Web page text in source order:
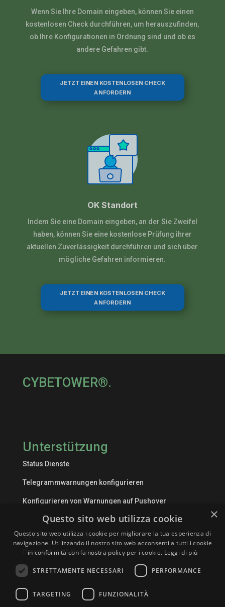
Wenn Sie Ihre Domain eingeben, können Sie einen
kostenlosen Check durchführen, um herauszufinden,
ob Ihre Konfigurationen in Ordnung sind und ob es
andere Gefahren gibt.
JETZT EINEN KOSTENLOSEN CHECK
ANFORDERN
OK Standort
Indem Sie eine Domain eingeben, an der Sie Zweifel
haben, können Sie eine kostenlose Prüfung ihrer
aktuellen Zuverlässigkeit durchführen und sich über
mögliche Gefahren informieren.
JETZT EINEN KOSTENLOSEN CHECK
ANFORDERN
CYBETOWER®.
Unterstützung
Status Dienste
Telegrammwarnungen konfigurieren
Konfigurieren von Warnungen auf Pushover
Unternehmen
Datenschutz & Bedingungen
×
Questo sito web utilizza cookie
Questo sito web utilizza i cookie per migliorare la tua esperienza di
navigazione. Utilizzando il nostro sito web acconsenti a tutti i cookie
in conformità con la nostra policy per i cookie. Leggi di più
STRETTAMENTE NECESSARI PERFORMANCE
TARGETING FUNZIONALITÀ